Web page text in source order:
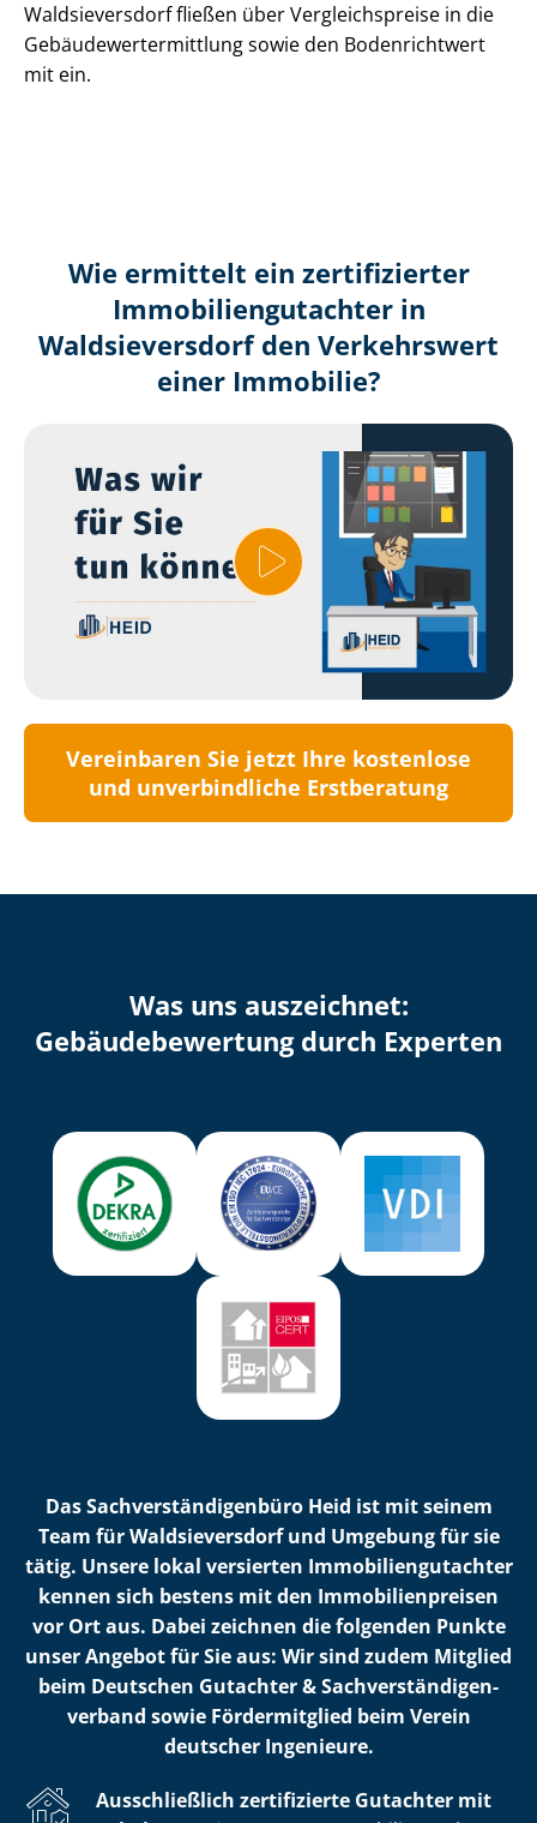
Waldsieversdorf fließen über Ver­gleichs­prei­se in die
Ge­bäu­de­wert­ermitt­lung sowie den Bodenrichtwert
mit ein.
Wie ermittelt ein zertifizierter
Immobilien­gutachter in
Waldsieversdorf den Verkehrswert
einer Immobilie?
Vereinbaren Sie jetzt Ihre kostenlose
und unverbindliche Erstberatung
Was uns auszeichnet:
Ge­bäu­de­be­wer­tung durch Experten
Das Sach­ver­stän­di­gen­bü­ro Heid ist mit seinem
Team für Waldsieversdorf und Umgebung für sie
tätig. Unsere lokal versierten Im­mo­bi­li­en­gut­ach­ter
kennen sich bestens mit den Im­mo­bi­li­en­prei­sen
vor Ort aus. Dabei zeichnen die folgenden Punkte
unser Angebot für Sie aus: Wir sind zudem Mitglied
beim Deutschen Gutachter & Sach­ver­stän­di­gen­
ver­band sowie Fördermitglied beim Verein
deutscher Ingenieure.
Ausschließlich zertifizierte Gutachter mit